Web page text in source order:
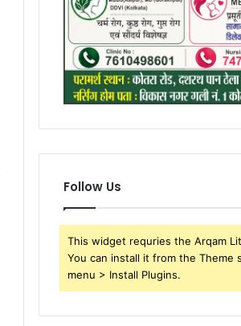
Follow Us
This widget requries the Arqam
You can install it from the Theme
menu > Install Plugins.